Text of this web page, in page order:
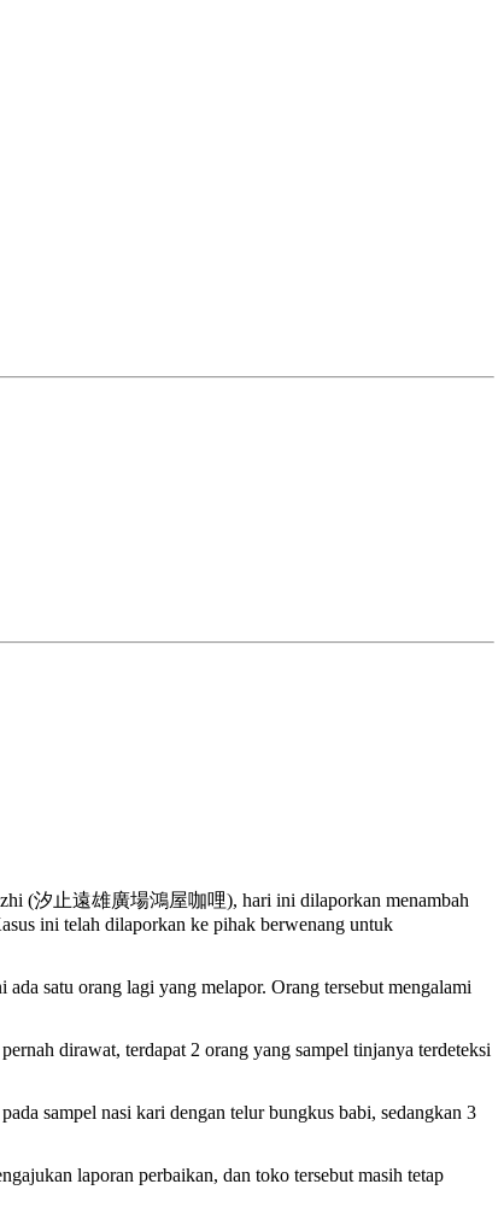
(汐止遠雄廣場鴻屋咖哩), hari ini dilaporkan menambah
ini telah dilaporkan ke pihak berwenang untuk
satu orang lagi yang melapor. Orang tersebut mengalami
dirawat, terdapat 2 orang yang sampel tinjanya terdeteksi
sampel nasi kari dengan telur bungkus babi, sedangkan 3
laporan perbaikan, dan toko tersebut masih tetap